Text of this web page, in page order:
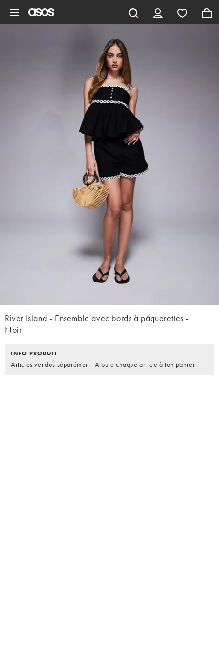
River Island - Ensemble avec bords à pâquerettes -
Noir
INFO PRODUIT
Articles vendus séparément. Ajoute chaque article à ton panier.